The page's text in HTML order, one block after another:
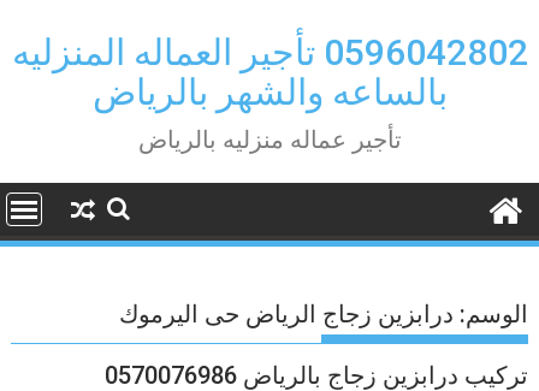
to
content
0596042802 تأجير العماله المنزليه
بالساعه والشهر بالرياض
تأجير عماله منزليه بالرياض
الوسم: درابزين زجاج الرياض حى اليرموك
تركيب درابزين زجاج بالرياض 0570076986